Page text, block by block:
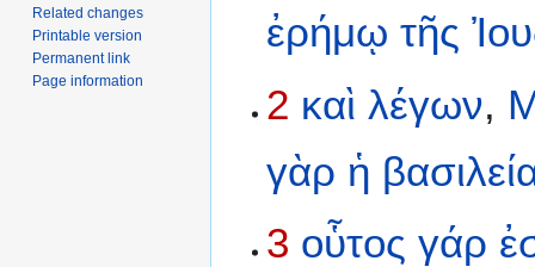
ἐρήμῳ τῆς
2 καὶ λέγων,
γὰρ ἡ
3 οὗτος γάρ
Related changes
Printable version
Permanent link
Page information